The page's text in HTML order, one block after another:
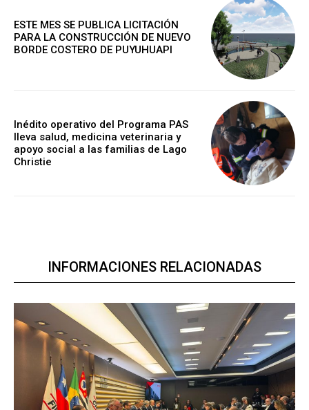
ESTE MES SE PUBLICA LICITACIÓN
PARA LA CONSTRUCCIÓN DE NUEVO
BORDE COSTERO DE PUYUHUAPI
Inédito operativo del Programa PAS
lleva salud, medicina veterinaria y
apoyo social a las familias de Lago
Christie
INFORMACIONES RELACIONADAS